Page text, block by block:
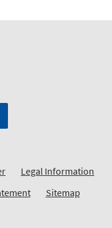
Legal Information
Sitemap